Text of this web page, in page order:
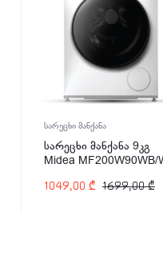
სარეცხი მანქანა
სარეცხი მანქანა 9კგ
Midea MF200W90WB/
1699,00₾
1049,00 ₾